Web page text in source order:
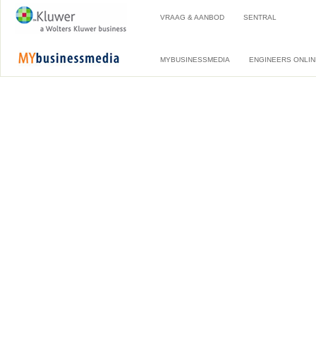
VRAAG & AANBOD SENTRAL
MYBUSINESSMEDIA ENGINEERS